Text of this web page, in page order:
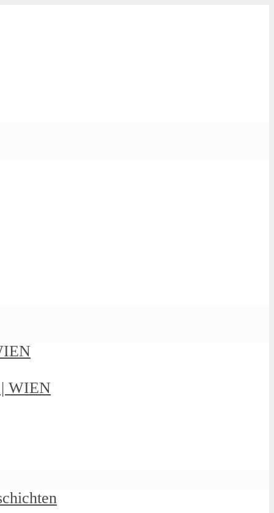
WIEN